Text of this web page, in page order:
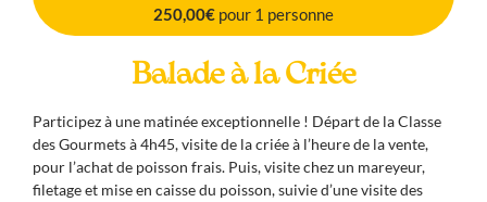
250,00€ pour 1 personne
Balade à la Criée
Participez à une matinée exceptionnelle ! Départ de la Classe
des Gourmets à 4h45, visite de la criée à l’heure de la vente,
pour l’achat de poisson frais. Puis, visite chez un mareyeur,
filetage et mise en caisse du poisson, suivie d’une visite des